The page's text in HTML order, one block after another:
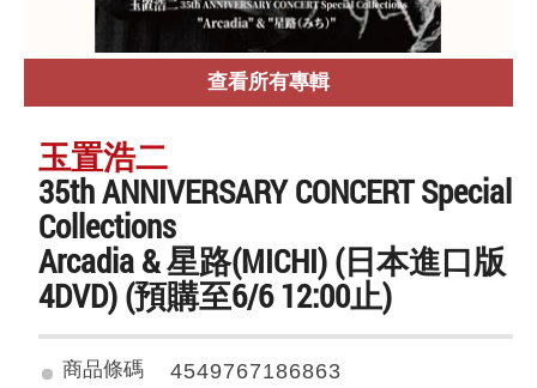
查看所有專輯
玉置浩二
35th ANNIVERSARY CONCERT Special
Collections
Arcadia & 星路(MICHI) (日本進口版
4DVD) (預購至6/6 12:00止)
商品條碼 4549767186863